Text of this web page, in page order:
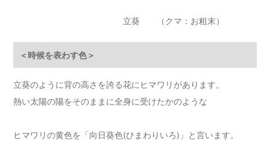
立葵 （クマ：お粗末）
＜時候を表わす色＞
立葵のように背の高さを誇る花にヒマワリがあります。
熱い太陽の陽をそのままに全身に受けたかのような
ヒマワリの黄色を「向日葵色(ひまわりいろ)」と言います。